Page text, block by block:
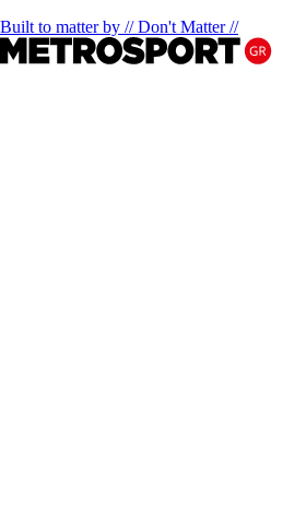
Built to matter by // Don't Matter //